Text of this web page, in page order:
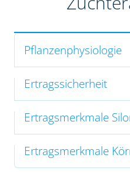
Pflanzenphysiologie
Ertragssicherheit
Ertragsmerkmale
Ertragsmerkmale